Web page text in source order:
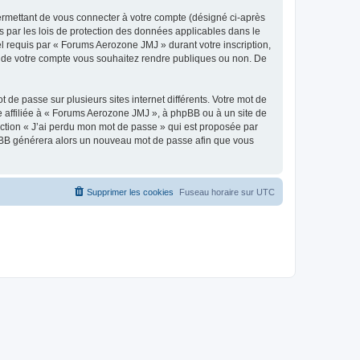
de vous connecter à votre compte (désigné ci-après
par les lois de protection des données applicables dans le
par « Forums Aerozone JMJ » durant votre inscription,
votre compte vous souhaitez rendre publiques ou non. De
passe sur plusieurs sites internet différents. Votre mot de
à « Forums Aerozone JMJ », à phpBB ou à un site de
« J’ai perdu mon mot de passe » qui est proposée par
générera alors un nouveau mot de passe afin que vous
Fuseau horaire sur UTC
Supprimer les cookies